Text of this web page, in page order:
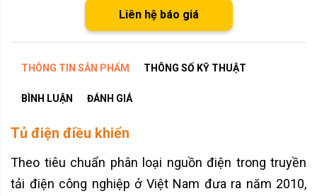
Liên hệ báo giá
THÔNG TIN SẢN PHẨM THÔNG SỐ KỸ THUẬT
BÌNH LUẬN ĐÁNH GIÁ
Tủ điện điều khiển
Theo tiêu chuẩn phân loại nguồn điện trong truyền
tải điện công nghiệp ở Việt Nam đưa ra năm 2010,